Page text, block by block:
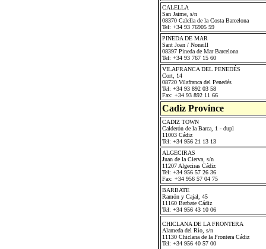
CALELLA
San Jaime, s/n
08370 Calella de la Costa Barcelona
Tel: +34 93 76905 59
PINEDA DE MAR
Sant Joan / Noneill
08397 Pineda de Mar Barcelona
Tel: +34 93 767 15 60
VILAFRANCA DEL PENEDÉS
Cort, 14
08720 Vilafranca del Penedés
Tel: +34 93 892 03 58
Fax: +34 93 892 11 66
Cadiz Province
CADIZ TOWN
Calderón de la Barca, 1 - dupl
11003 Cádiz
Tel: +34 956 21 13 13
ALGECIRAS
Juan de la Cierva, s/n
11207 Algeciras Cádiz
Tel: +34 956 57 26 36
Fax: +34 956 57 04 75
BARBATE
Ramón y Cajal, 45
11160 Barbate Cádiz
Tel: +34 956 43 10 06
CHICLANA DE LA FRONTERA
Alameda del Río, s/n
11130 Chiclana de la Frontera Cádiz
Tel: +34 956 40 57 00